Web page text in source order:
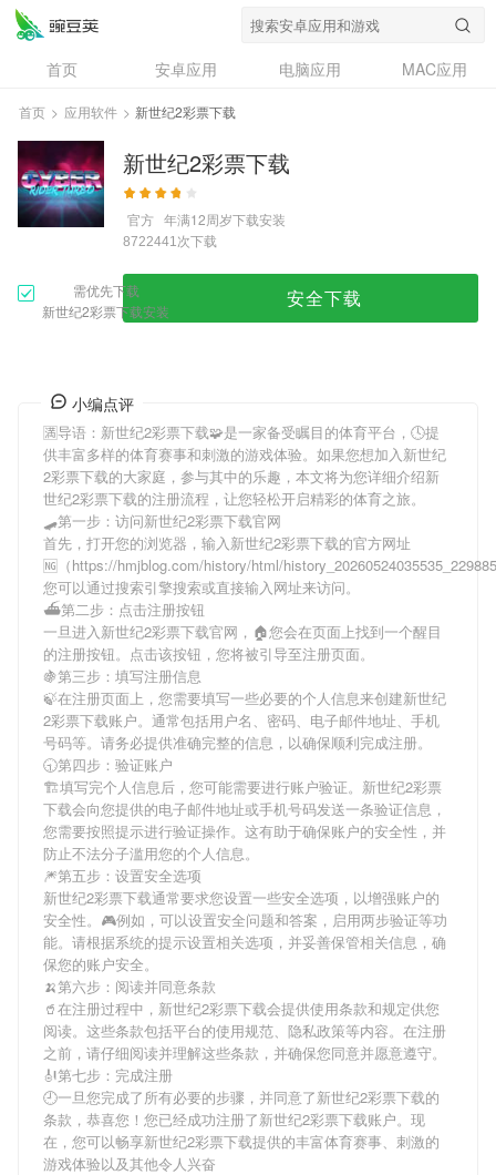
首页 安卓应用 电脑应用
MAC应用
资讯
专题
问答
首页 > 应用软件 > 新世纪2彩票下载
新世纪2彩票下载
官方 年满12周岁下载安装
8722441次下载
需优先下载
新世纪2彩票下载安装
安全下载
小编点评
🈵导语： 新世纪2彩票下载🧩是一家备受瞩目的体育平台，🕓提
供丰富多样的体育赛事和刺激的游戏体验。如果您想加入新世纪
2彩票下载的大家庭，参与其中的乐趣，本文将为您详细介绍新
世纪2彩票下载的注册流程，让您轻松开启精彩的体育之旅。
🛹第一步：访问新世纪2彩票下载官网
首先，打开您的浏览器，输入新世纪2彩票下载的官方网址
🆖（https://hmjblog.com/history/html/
您可以通过搜索引擎搜索或直接输入网址来访问。
⛴第二步：点击注册按钮
一旦进入新世纪2彩票下载官网，🏠您会在页面上找到一个醒目
的注册按钮。点击该按钮，您将被引导至注册页面。
🍇第三步：填写注册信息
🍃在注册页面上，您需要填写一些必要的个人信息来创建新世纪
2彩票下载账户。通常包括用户名、密码、电子邮件地址、手机
号码等。请务必提供准确完整的信息，以确保顺利完成注册。
🕤第四步：验证账户
🏗填写完个人信息后，您可能需要进行账户验证。 新世纪2彩票
下载会向您提供的电子邮件地址或手机号码发送一条验证信息，
您需要按照提示进行验证操作。这有助于确保账户的安全性，并
防止不法分子滥用您的个人信息。
🎆第五步：设置安全选项
新世纪2彩票下载通常要求您设置一些安全选项，以增强账户的
安全性。🎮例如，可以设置安全问题和答案，启用两步验证等功
能。请根据系统的提示设置相关选项，并妥善保管相关信息，确
保您的账户安全。
🍌第六步：阅读并同意条款
🥤在注册过程中， 新世纪2彩票下载会提供使用条款和规定供您
阅读。这些条款包括平台的使用规范、隐私政策等内容。在注册
之前，请仔细阅读并理解这些条款，并确保您同意并愿意遵守。
🎻第七步：完成注册
🕘一旦您完成了所有必要的步骤，并同意了新世纪2彩票下载的
条款，恭喜您！您已经成功注册了新世纪2彩票下载账户。现
在，您可以畅享新世纪2彩票下载提供的丰富体育赛事、刺激的
游戏体验以及其他令人兴奋